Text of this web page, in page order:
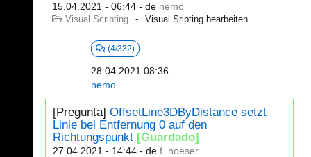
15.04.2021 - 06:44 - de nemo
Visual Scripting Visual Sripting bearbeiten
(4/332)
28.04.2021 08:36
nemo
[Pregunta] OffsetLine3DByDistance setzt
Linie bei Entfernung 0 auf den
Richtungspunkt [Guardado]
27.04.2021 - 14:44 - de f_hoeser